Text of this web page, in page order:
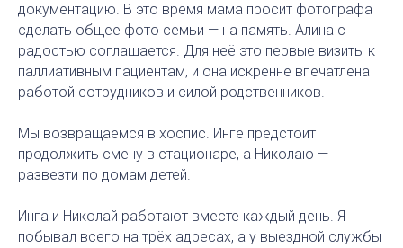
документацию. В это время мама просит фотографа
сделать общее фото семьи — на память. Алина с
радостью соглашается. Для неё это первые визиты к
паллиативным пациентам, и она искренне впечатлена
работой сотрудников и силой родственников.
Мы возвращаемся в хоспис. Инге предстоит
продолжить смену в стационаре, а Николаю —
развезти по домам детей.
Инга и Николай работают вместе каждый день. Я
побывал всего на трёх адресах, а у выездной службы